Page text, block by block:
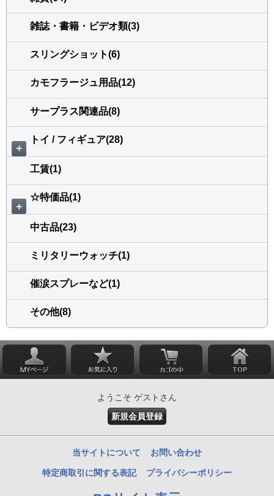
雑誌・書籍・ビデオ類(3)
スリングショット(6)
カモフラージュ用品(12)
サープラス関連品(8)
＋
トイ / フィギュア(28)
工賃(1)
＋
☆特価品(1)
中古品(23)
ミリタリーウォッチ(1)
催涙スプレーなど(1)
その他(8)
ようこそ ゲストさん
新規会員登録
当サイトについて お問い合わせ
特定商取引に関する表記 プライバシーポリシー